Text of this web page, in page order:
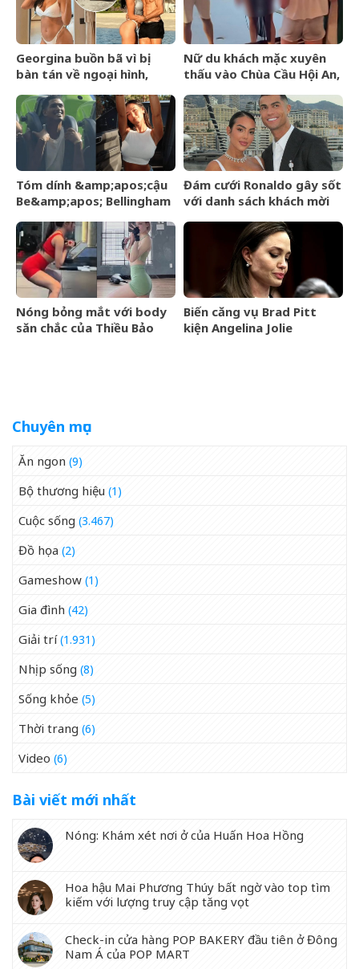
Georgina buồn bã vì bị
bàn tán về ngoại hình,
động khiến 4 triệu người
đồng tình
Nữ du khách mặc xuyên
thấu vào Chùa Cầu Hội An,
động gây chú ý
Tóm dính &amp;apos;cậu
Be&amp;apos; Bellingham
bạn gái người mẫu sexy,
cười tươi giữa dàn vệ sĩ
hộ tống
Đám cưới Ronaldo gây sốt
với danh sách khách mời
Nóng bỏng mắt với body
săn chắc của Thiều Bảo
Biến căng vụ Brad Pitt
kiện Angelina Jolie
Chuyên mục
Ăn ngon (9)
Bộ thương hiệu (1)
Cuộc sống (3.467)
Đồ họa (2)
Gameshow (1)
Gia đình (42)
Giải trí(1.931)
Nhịp sống (8)
Sống khỏe (5)
Thời trang (6)
Video (6)
Bài viết mới nhất
Nóng: Khám xét nơi ở của Huấn Hoa Hồng
Hoa hậu Mai Phương Thúy bất ngờ vào top tìm
kiếm với lượng truy cập tăng vọt
Check-in cửa hàng POP BAKERY đầu tiên ở Đông
Nam Á của POP MART